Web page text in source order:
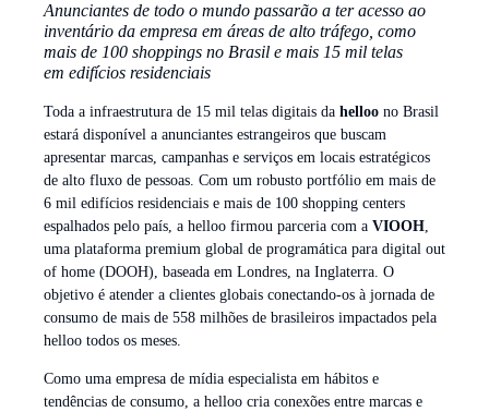
Anunciantes de todo o mundo passarão a ter acesso ao
inventário da empresa em áreas de alto tráfego, como
mais de 100 shoppings no Brasil e mais 15 mil telas
em edifícios residenciais
Toda a infraestrutura de 15 mil telas digitais da helloo no Brasil
estará disponível a anunciantes estrangeiros que buscam
apresentar marcas, campanhas e serviços em locais estratégicos
de alto fluxo de pessoas. Com um robusto portfólio em mais de
6 mil edifícios residenciais e mais de 100 shopping centers
espalhados pelo país, a helloo firmou parceria com a VIOOH,
uma plataforma premium global de programática para digital out
of home (DOOH), baseada em Londres, na Inglaterra. O
objetivo é atender a clientes globais conectando-os à jornada de
consumo de mais de 558 milhões de brasileiros impactados pela
helloo todos os meses.
Como uma empresa de mídia especialista em hábitos e
tendências de consumo, a helloo cria conexões entre marcas e